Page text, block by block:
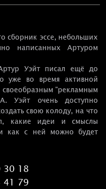
сборник эссе, небольших
написанных Артуром
Уэйт писал ещё до
уже во время активной
"рекламным
Уэйт очень доступно
свою колоду, на что
какие идеи и смыслы
как с ней можно будет
из ранее
и материалы
связи Таро и
Древа Жизни.
30 18
41 79